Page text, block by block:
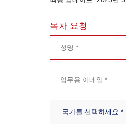
목차 요청